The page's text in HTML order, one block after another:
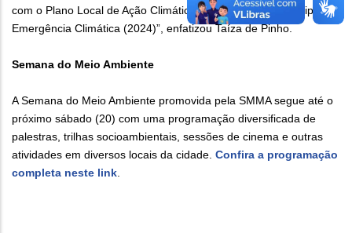
com o Plano Local de Ação Climática (PLAC) e a Lei Municipal de
Emergência Climática (2024)”, enfatizou Taíza de Pinho.
Semana do Meio Ambiente
A Semana do Meio Ambiente promovida pela SMMA segue até o
próximo sábado (20) com uma programação diversificada de
palestras, trilhas socioambientais, sessões de cinema e outras
atividades em diversos locais da cidade. Confira a programação
completa neste link.